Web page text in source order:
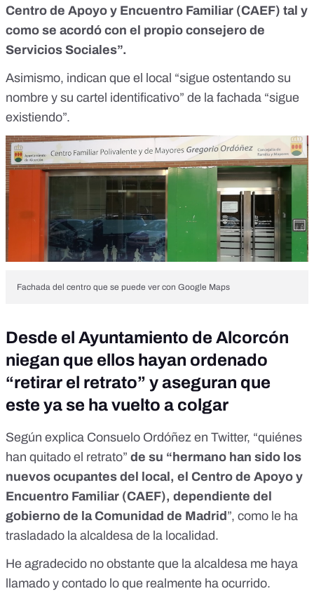
Centro de Apoyo y Encuentro Familiar (CAEF) tal y
como se acordó con el propio consejero de
Servicios Sociales”.
Asimismo, indican que el local “sigue ostentando su
nombre y su cartel identificativo” de la fachada “sigue
existiendo”.
Fachada del centro que se puede ver con Google Maps
Desde el Ayuntamiento de Alcorcón
niegan que ellos hayan ordenado
“retirar el retrato” y aseguran que
este ya se ha vuelto a colgar
Según explica Consuelo Ordóñez en Twitter, “quiénes
han quitado el retrato” de su “hermano han sido los
nuevos ocupantes del local, el Centro de Apoyo y
Encuentro Familiar (CAEF), dependiente del
gobierno de la Comunidad de Madrid”, como le ha
trasladado la alcaldesa de la localidad.
He agradecido no obstante que la alcaldesa me haya
llamado y contado lo que realmente ha ocurrido.